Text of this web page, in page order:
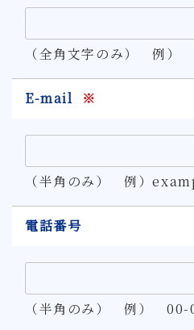
（全角文字のみ） 例
E-mail ※
（半角のみ） 例）
電話番号
（半角のみ） 例） 00-